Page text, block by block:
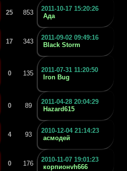
25 853
2011-10-17 15:20:26
Ада
17 343
2011-09-02 09:49:16
Black Storm
0 135
2011-07-31 11:20:50
Iron Bug
0
89
2011-04-28 20:04:29
Hazard615
4
93
2010-12-04 21:14:23
асмодей
0 176
2010-11-07 19:01:23
корпионvh666